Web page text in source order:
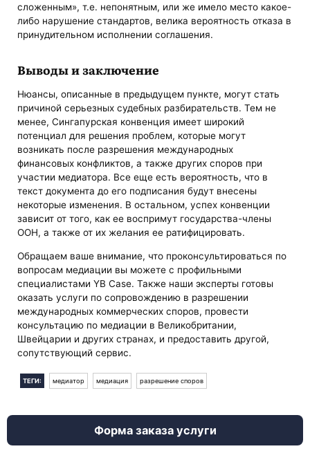
сложенным», т.е. непонятным, или же имело место какое-
либо нарушение стандартов, велика вероятность отказа в
принудительном исполнении соглашения.
Выводы и заключение
Нюансы, описанные в предыдущем пункте, могут стать
причиной серьезных судебных разбирательств. Тем не
менее, Сингапурская конвенция имеет широкий
потенциал для решения проблем, которые могут
возникать после разрешения международных
финансовых конфликтов, а также других споров при
участии медиатора. Все еще есть вероятность, что в
текст документа до его подписания будут внесены
некоторые изменения. В остальном, успех конвенции
зависит от того, как ее воспримут государства-члены
ООН, а также от их желания ее ратифицировать.
Обращаем ваше внимание, что проконсультироваться по
вопросам медиации вы можете с профильными
специалистами YB Case. Также наши эксперты готовы
оказать услуги по сопровождению в разрешении
международных коммерческих споров, провести
консультацию по медиации в Великобритании,
Швейцарии и других странах, и предоставить другой,
сопутствующий сервис.
ТЕГИ: медиатор медиация разрешение споров
Форма заказа услуги